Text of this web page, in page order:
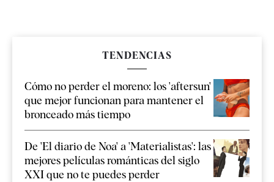
TENDENCIAS
Cómo no perder el moreno: los 'aftersun'
que mejor funcionan para mantener el
bronceado más tiempo
De 'El diario de Noa' a 'Materialistas': las
mejores películas románticas del siglo
XXI que no te puedes perder